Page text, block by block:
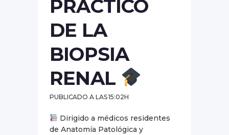
PRÁCTICO
DE LA
BIOPSIA
RENAL
PUBLICADO A LAS 15:02H
Dirigido a médicos residentes
de Anatomía Patológica y